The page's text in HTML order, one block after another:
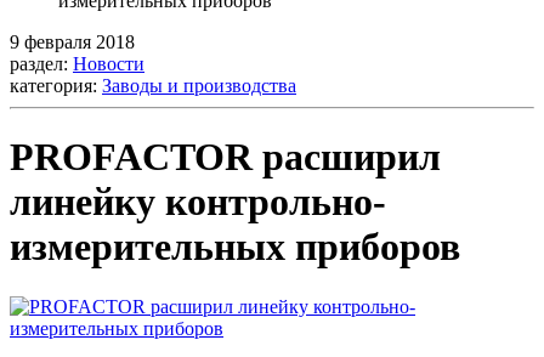
9 февраля 2018
раздел: Новости
категория: Заводы и производства
PROFACTOR расширил
линейку контрольно-
измерительных приборов